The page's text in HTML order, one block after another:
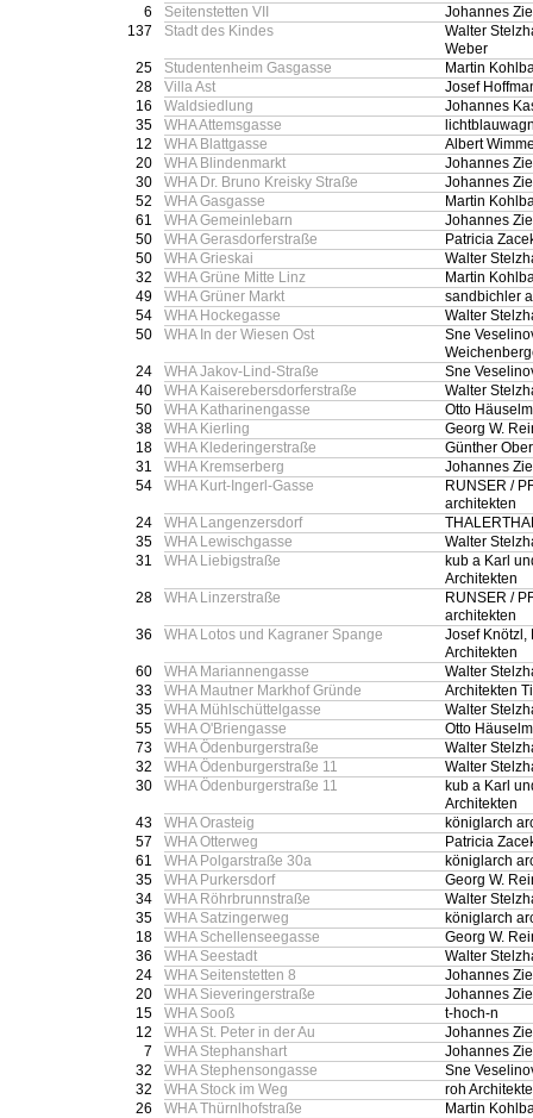
6
Seitenstetten VII
Johannes
137
Stadt des Kindes
Walter
Weber
25
Studentenheim Gasgasse
Martin
28
Villa Ast
Josef
16
Waldsiedlung
Johannes
35
WHA Attemsgasse
12
WHA Blattgasse
Albert
20
WHA Blindenmarkt
Johannes
30
WHA Dr. Bruno Kreisky Straße
Johannes
52
WHA Gasgasse
Martin
61
WHA Gemeinlebarn
Johannes
50
WHA Gerasdorferstraße
Patricia
50
WHA Grieskai
Walter
32
WHA Grüne Mitte Linz
Martin
49
WHA Grüner Markt
sandbichler
54
WHA Hockegasse
Walter
50
WHA In der Wiesen Ost
Sne
24
WHA Jakov-Lind-Straße
Sne
40
WHA Kaiserebersdorferstraße
Walter
50
WHA Katharinengasse
Otto
38
WHA Kierling
Georg W.
18
WHA Klederingerstraße
Günther
31
WHA Kremserberg
Johannes
54
WHA Kurt-Ingerl-Gasse
RUNSER /
architekten
24
WHA Langenzersdorf
35
WHA Lewischgasse
Walter
31
WHA Liebigstraße
kub a Karl
Architekten
28
WHA Linzerstraße
RUNSER /
architekten
36
WHA Lotos und Kagraner Spange
Josef Knötzl,
Architekten
60
WHA Mariannengasse
Walter
33
WHA Mautner Markhof Gründe
Architekten
35
WHA Mühlschüttelgasse
Walter
55
WHA O'Briengasse
Otto
73
WHA Ödenburgerstraße
Walter
32
WHA Ödenburgerstraße 11
Walter
30
WHA Ödenburgerstraße 11
kub a Karl
Architekten
43
WHA Orasteig
königlarch
57
WHA Otterweg
Patricia
61
WHA Polgarstraße 30a
königlarch
35
WHA Purkersdorf
Georg W.
34
WHA Röhrbrunnstraße
Walter
35
WHA Satzingerweg
königlarch
18
WHA Schellenseegasse
Georg W.
36
WHA Seestadt
Walter
24
WHA Seitenstetten 8
Johannes
20
WHA Sieveringerstraße
Johannes
15
WHA Sooß
t-hoch-n
12
WHA St. Peter in der Au
Johannes
7
WHA Stephanshart
Johannes
32
WHA Stephensongasse
Sne
32
WHA Stock im Weg
roh
26
WHA Thürnlhofstraße
Martin